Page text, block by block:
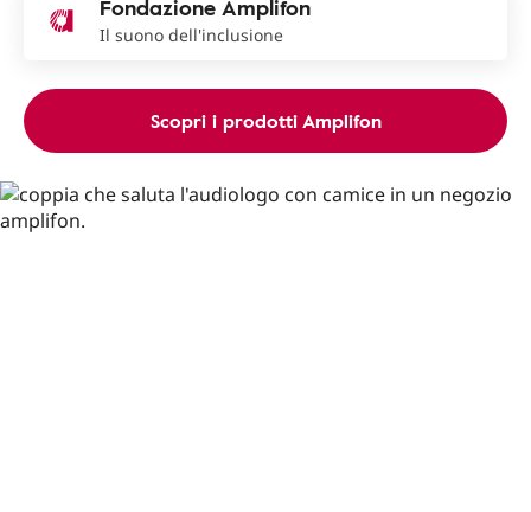
Fondazione Amplifon
Il suono dell'inclusione
Scopri i prodotti Amplifon